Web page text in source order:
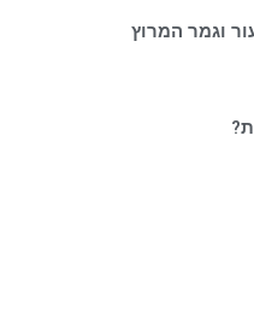
וגמר המרוץ